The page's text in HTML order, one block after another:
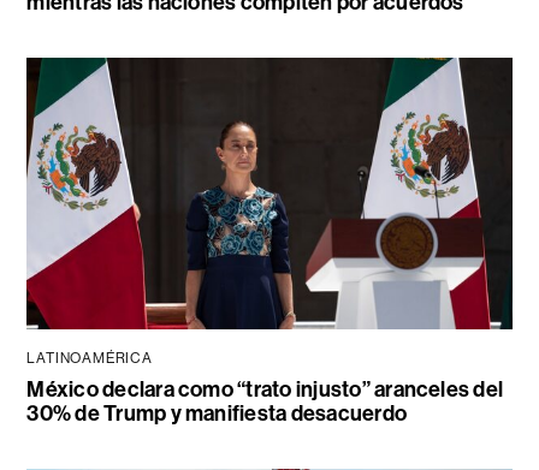
LATINOAMÉRICA
México declara como “trato injusto” aranceles del
30% de Trump y manifiesta desacuerdo